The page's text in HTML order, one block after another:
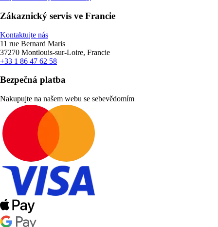
Zákaznický servis ve Francie
Kontaktujte nás
11 rue Bernard Maris
37270 Montlouis-sur-Loire, Francie
+33 1 86 47 62 58
Bezpečná platba
Nakupujte na našem webu se sebevědomím